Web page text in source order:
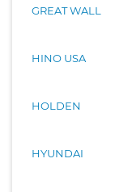
GREAT WALL
HINO USA
HOLDEN
HYUNDAI